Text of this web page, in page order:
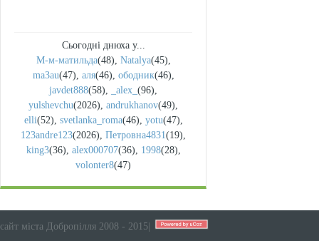
Сьогодні днюха у...
М-м-матильда(48), Natalya(45),
ma3au(47), аля(46), ободник(46),
javdet888(58), _alex_ (96),
yulshevchu(2026), andrukhanov(49),
elli(52), svetlanka_roma(46), yotu(47),
123andre123(2026), Петровна4831(19),
king3(36), alex000707(36), 1998(28),
volonter8(47)
сайт міста Добропілля 2008 - 2015